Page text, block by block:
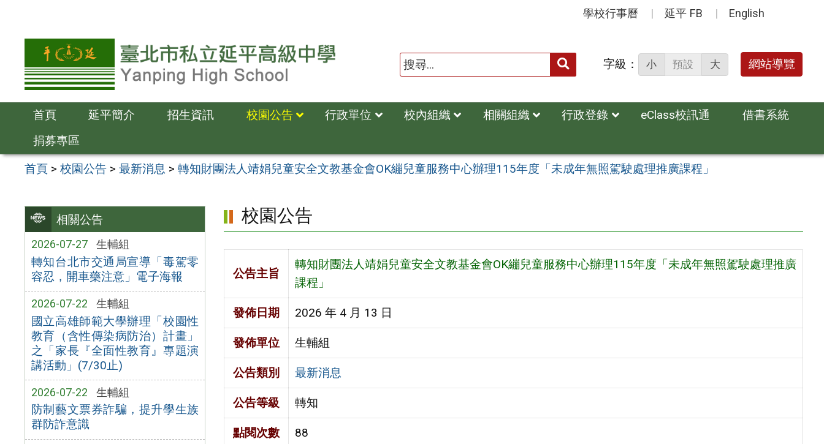
容
學校行事曆 延平 FB English
送出 字級： 小 預設 大 網站導覽
首頁 延平簡介 招生資訊 校園公告 行政單位 校內組織 相關組織 行政登錄 eClass校訊通
借書系統
捐募專區
首頁 >校園公告 >最新消息 >轉知財團法人靖娟兒童安全文教基金會OK繃兒童服務中心辦理115年度「未成年無照駕駛處理推廣課程」
相關公告
2026-07-27 生輔組
轉知台北市交通局宣導「毒駕零
容忍，開車藥注意」電子海報
2026-07-22 生輔組
國立高雄師範大學辦理「校園性
教育（含性傳染病防治）計畫」
之「家長『全面性教育』專題演
講活動」(7/30止)
2026-07-22 生輔組
防制藝文票券詐騙，提升學生族
群防詐意識
校園公告
公告主旨
轉知財團法人靖娟兒童安全文教基金會OK繃兒童服務中心辦理115年度「未成年無照駕駛處理推廣
課程」
發佈日期 2026 年 4 月 13 日
發佈單位 生輔組
公告類別 最新消息
公告等級 轉知
點閱次數 88